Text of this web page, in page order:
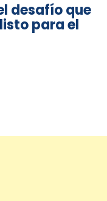
desafío que
para el